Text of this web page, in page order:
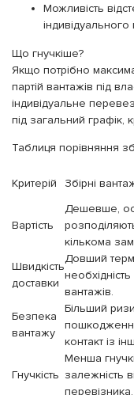
Можливість
індивідуального
Що гнучкіше?
Якщо потрібно
партій вантажів під
індивідуальне
під загальний графік,
Таблиця порівняння
Критерій Збірні
Вартість
Дешевше,
кількома
Швидкість
доставки
Довший
необхідність
вантажів.
Безпека
вантажу
Більший
контакт із
Гнучкість
Менша
залежність
перевізника.